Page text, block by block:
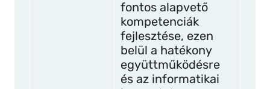
fontos alapvető
kompetenciák
fejlesztése, ezen
belül a hatékony
együttműködésre
és az informatikai